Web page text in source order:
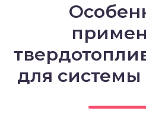
для системы